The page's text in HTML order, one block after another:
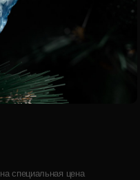
специальная цена